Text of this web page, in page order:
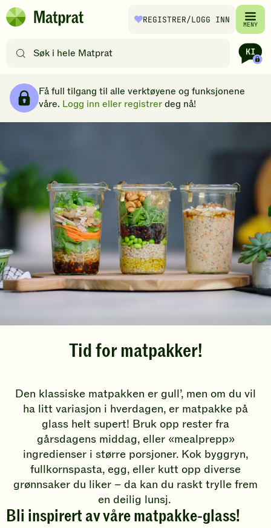
Hopp til hovedinnhold
Matprat
REGISTRER/LOGG INN MENY
etter
filtre
Få full tilgang til alle verktøyene og funksjonene
våre. Logg inn eller registrerdeg nå!
Tid for matpakker!
Den klassiske matpakken er gull’, men om du vil
ha litt variasjon i hverdagen, er matpakke på
glass helt supert! Bruk opp rester fra
gårsdagens middag, eller «mealprepp»
ingredienser i større porsjoner. Kok byggryn,
fullkornspasta, egg, eller kutt opp diverse
grønnsaker du liker – da kan du raskt trylle frem
en deilig lunsj.
Bli inspirert av våre matpakke-glass!